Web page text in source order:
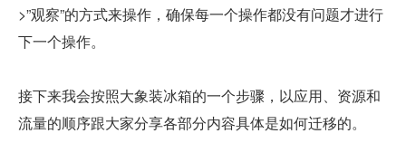
>”观察”的方式来操作，确保每一个操作都没有问题才进行
下一个操作。
接下来我会按照大象装冰箱的一个步骤，以应用、资源和
流量的顺序跟大家分享各部分内容具体是如何迁移的。